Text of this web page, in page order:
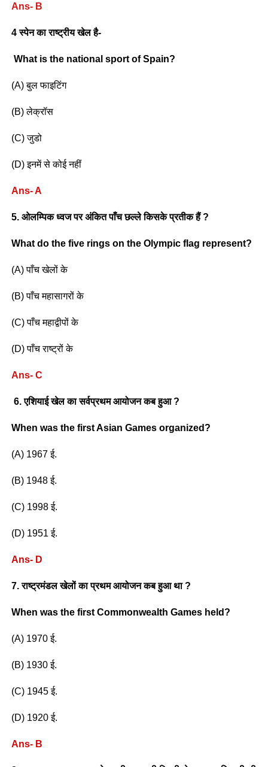
Ans- B
4 स्पेन का राष्ट्रीय खेल है-
What is the national sport of Spain?
(A) बुल फाइटिंग
(B) लेक्रॉस
(C) जुडो
(D) इनमें से कोई नहीं
Ans- A
5. ओलम्पिक ध्वज पर अंकित पाँच छल्ले किसके प्रतीक हैं ?
What do the five rings on the Olympic flag represent?
(A) पाँच खेलों के
(B) पाँच महासागरों के
(C) पाँच महाद्वीपों के
(D) पाँच राष्ट्रों के
Ans- C
6. एशियाई खेल का सर्वप्रथम आयोजन कब हुआ ?
When was the first Asian Games organized?
(A) 1967 ई.
(B) 1948 ई.
(C) 1998 ई.
(D) 1951 ई.
Ans- D
7. राष्ट्रमंडल खेलों का प्रथम आयोजन कब हुआ था ?
When was the first Commonwealth Games held?
(A) 1970 ई.
(B) 1930 ई.
(C) 1945 ई.
(D) 1920 ई.
Ans- B